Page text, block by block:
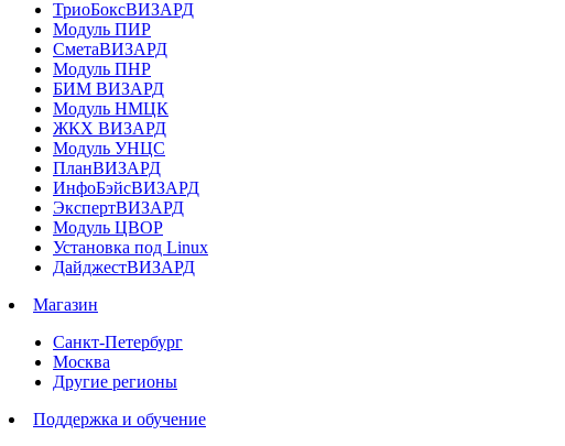
ТриоБоксВИЗАРД
Модуль ПИР
СметаВИЗАРД
Модуль ПНР
БИМ ВИЗАРД
Модуль НМЦК
ЖКХ ВИЗАРД
Модуль УНЦС
ПланВИЗАРД
ИнфоБэйсВИЗАРД
ЭкспертВИЗАРД
Модуль ЦВОР
Установка под Linux
ДайджестВИЗАРД
Магазин
Санкт-Петербург
Москва
Другие регионы
Поддержка и обучение